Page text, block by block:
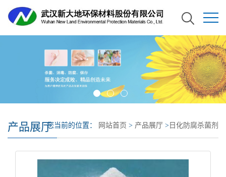
产品展厅您当前的位置： 网站首页 > 产品展厅 > 日化防腐杀菌剂